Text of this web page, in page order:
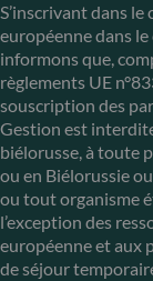
S’inscrivant dans le
européenne dans
informons que,
règlements UE
souscription des
Gestion est
biélorusse, à toute
ou en Biélorussie
ou tout organisme
l’exception des
européenne et aux
de séjour